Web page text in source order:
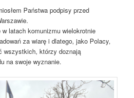
Państwa podpisy przed
w latach komunizmu wielokrotnie
za wiarę i dlatego, jako Polacy,
wszystkich, którzy doznają
na swoje wyznanie.